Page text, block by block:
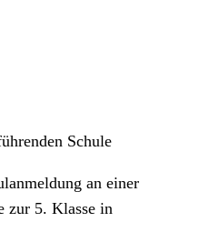
Schule
an einer
zur 5. Klasse in